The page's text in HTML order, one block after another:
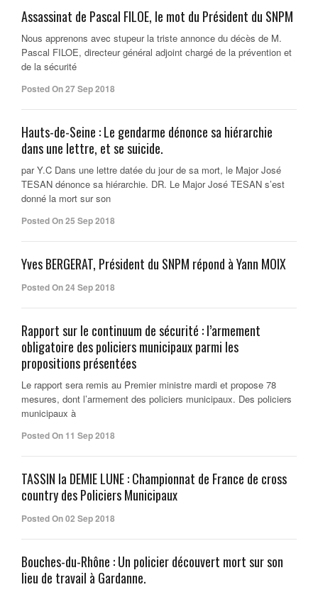
Assassinat de Pascal FILOE, le mot du Président du SNPM
Nous apprenons avec stupeur la triste annonce du décès de M.
Pascal FILOE, directeur général adjoint chargé de la prévention et
de la sécurité
Posted On 27 Sep 2018
Hauts-de-Seine : Le gendarme dénonce sa hiérarchie
dans une lettre, et se suicide.
par Y.C Dans une lettre datée du jour de sa mort, le Major José
TESAN dénonce sa hiérarchie. DR. Le Major José TESAN s’est
donné la mort sur son
Posted On 25 Sep 2018
Yves BERGERAT, Président du SNPM répond à Yann MOIX
Posted On 24 Sep 2018
Rapport sur le continuum de sécurité : l’armement
obligatoire des policiers municipaux parmi les
propositions présentées
Le rapport sera remis au Premier ministre mardi et propose 78
mesures, dont l’armement des policiers municipaux. Des policiers
municipaux à
Posted On 11 Sep 2018
TASSIN la DEMIE LUNE : Championnat de France de cross
country des Policiers Municipaux
Posted On 02 Sep 2018
Bouches-du-Rhône : Un policier découvert mort sur son
lieu de travail à Gardanne.